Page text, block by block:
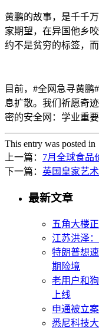
黄鹏的故事，是千千
家期望，在异国他乡
约不是贫穷的标签，
目前，#全网急寻黄
息扩散。我们祈愿奇
密的安全网：学业重
This entry was posted in
上一篇： 7月全球食品
下一篇： 英国皇家艺
最新文章
五角大楼
江苏洪泽
特朗普想
期险境
老用户和
上线
申通被立
悉尼科技